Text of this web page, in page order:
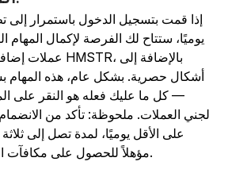
إذا قمت بتسجيل الدخول باستمرار إلى
يوميًا، ستتاح لك الفرصة لإكمال المهام
أشكال حصرية. بشكل عام، هذه المهام
— كل ما عليك فعله هو النقر على
لجني العملات. ملحوظة: تأكد من الانضمام
على الأقل يوميًا، لمدة تصل إلى ثلاثة